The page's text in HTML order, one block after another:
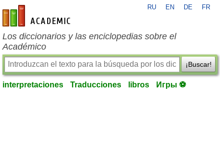
es-academic.com
RU EN DE FR
Los diccionarios y las enciclopedias sobre el
Académico
¡Buscar!
interpretaciones Traducciones libros Игры ⚽